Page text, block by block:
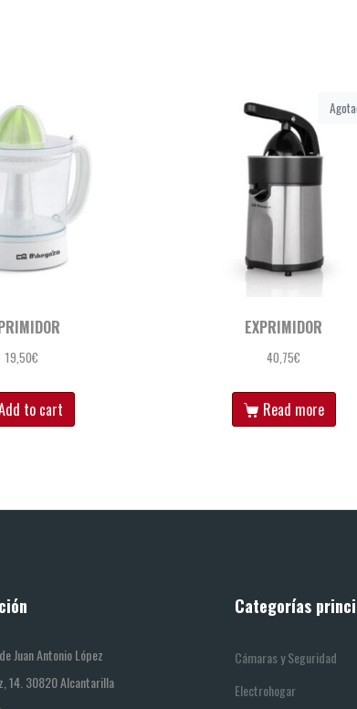
19,50€
to cart
EXPRIMIDOR
40,75€
Read more
Juan Antonio López
14. 30820 Alcantarilla
Categorías
Cámaras y Seguridad
Electrohogar